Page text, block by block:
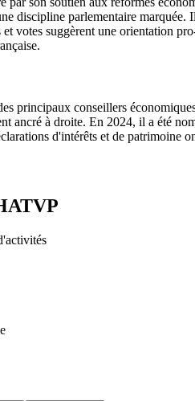
discipline parlementaire marquée.
votes suggèrent une orientation
principaux conseillers
ancré à droite. En 2024, il a été
d'intérêts et de patrimoine